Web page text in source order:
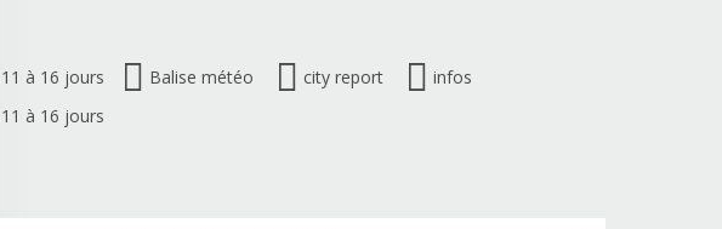
à 16 jours Balise météo city report
infos
à 16 jours